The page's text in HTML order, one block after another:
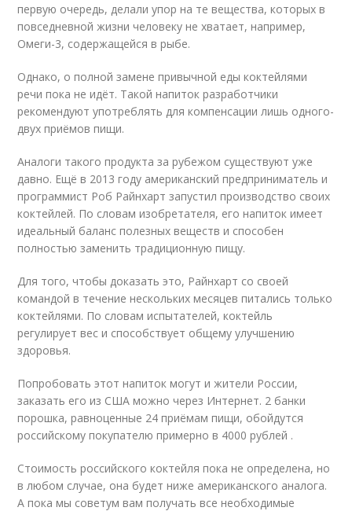
первую очередь, делали упор на те вещества, которых в
повседневной жизни человеку не хватает, например,
Омеги-3, содержащейся в рыбе.
Однако, о полной замене привычной еды коктейлями
речи пока не идёт. Такой напиток разработчики
рекомендуют употреблять для компенсации лишь одного-
двух приёмов пищи.
Аналоги такого продукта за рубежом существуют уже
давно. Ещё в 2013 году американский предприниматель и
программист Роб Райнхарт запустил производство своих
коктейлей. По словам изобретателя, его напиток имеет
идеальный баланс полезных веществ и способен
полностью заменить традиционную пищу.
Для того, чтобы доказать это, Райнхарт со своей
командой в течение нескольких месяцев питались только
коктейлями. По словам испытателей, коктейль
регулирует вес и способствует общему улучшению
здоровья.
Попробовать этот напиток могут и жители России,
заказать его из США можно через Интернет. 2 банки
порошка, равноценные 24 приёмам пищи, обойдутся
российскому покупателю примерно в 4000 рублей .
Стоимость российского коктейля пока не определена, но
в любом случае, она будет ниже американского аналога.
А пока мы советум вам получать все необходимые